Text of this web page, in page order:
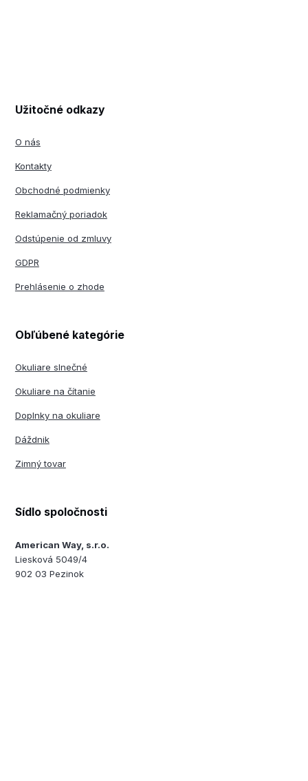
Užitočné odkazy
O nás
Kontakty
Obchodné podmienky
Reklamačný poriadok
Odstúpenie od zmluvy
GDPR
Prehlásenie o zhode
Obľúbené kategórie
Okuliare slnečné
Okuliare na čítanie
Doplnky na okuliare
Dáždnik
Zimný tovar
Sídlo spoločnosti
American Way, s.r.o.
Liesková 5049/4
902 03 Pezinok